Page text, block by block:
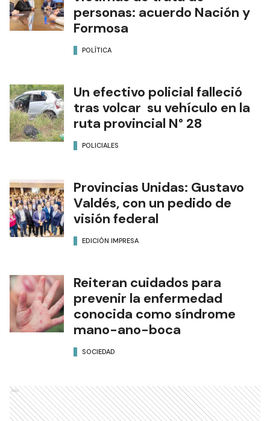
personas: acuerdo Nación y
Formosa
POLÍTICA
Un efectivo policial falleció
tras volcar su vehículo en la
ruta provincial N° 28
POLICIALES
Provincias Unidas: Gustavo
Valdés, con un pedido de
visión federal
EDICIÓN IMPRESA
Reiteran cuidados para
prevenir la enfermedad
conocida como síndrome
mano-ano-boca
SOCIEDAD
Ads